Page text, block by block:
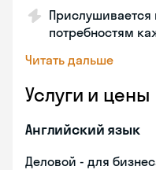
потребностям
Читать дальше
Услуги и цены
Английский язык
Деловой - для